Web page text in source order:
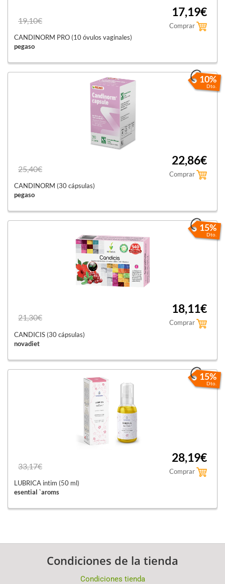
19,10€
17,19€
Comprar
CANDINORM PRO (10 óvulos vaginales)
pegaso
10%
Dto.
25,40€
22,86€
Comprar
CANDINORM (30 cápsulas)
pegaso
15%
Dto.
21,30€
18,11€
Comprar
CANDICIS (30 cápsulas)
novadiet
15%
Dto.
33,17€
28,19€
Comprar
LUBRICA intim (50 ml)
esential `aroms
Condiciones de la tienda
Condiciones tienda